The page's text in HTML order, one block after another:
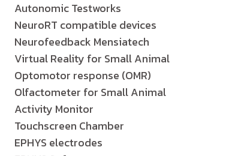
Autonomic Testworks
NeuroRT compatible devices
Neurofeedback Mensiatech
Virtual Reality for Small Animal
Optomotor response (OMR)
Olfactometer for Small Animal
Activity Monitor
Touchscreen Chamber
EPHYS electrodes